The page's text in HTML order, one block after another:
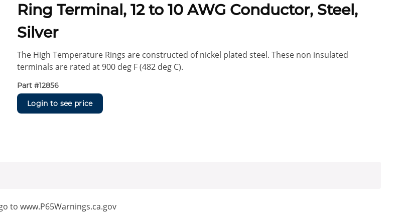
Ring Terminal, 12 to 10 AWG Conductor, Steel,
Silver
The High Temperature Rings are constructed of nickel plated steel. These non insulated
terminals are rated at 900 deg F (482 deg C).
Part #12856
Login to see price
to www.P65Warnings.ca.gov